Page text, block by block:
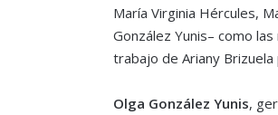
María Virginia Hércules,
González Yunis– como
trabajo de Ariany Brizuela
Olga González Yunis,